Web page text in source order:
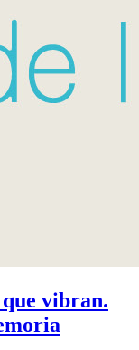
vibran.